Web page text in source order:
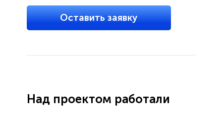
Оставить заявку
Над проектом работали